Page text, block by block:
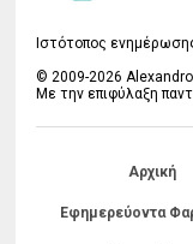
Ιστότοπος
© 2009-2026
Με την επιφύλαξη
Αρχική
Εφημερεύοντα